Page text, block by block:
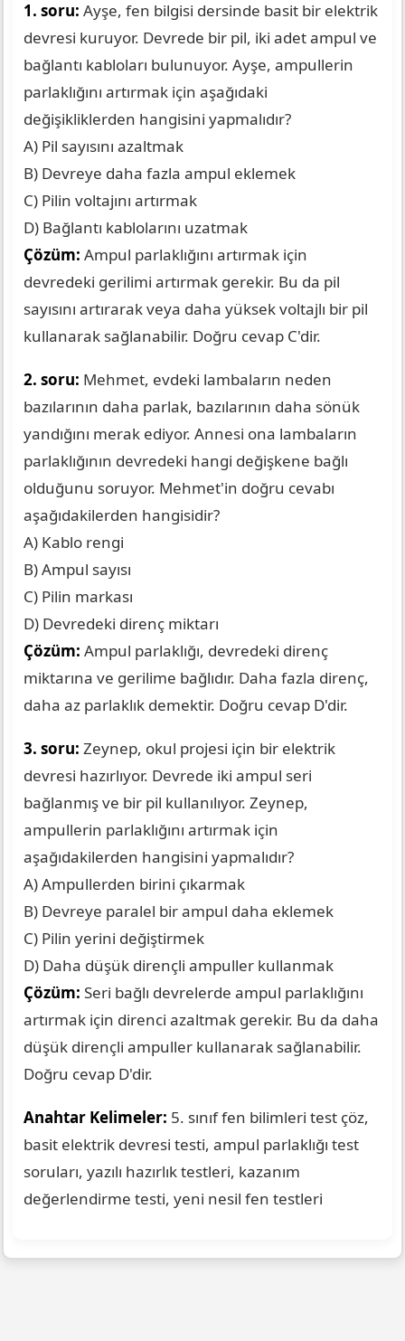
1. soru: Ayşe, fen bilgisi dersinde basit bir elektrik
devresi kuruyor. Devrede bir pil, iki adet ampul ve
bağlantı kabloları bulunuyor. Ayşe, ampullerin
parlaklığını artırmak için aşağıdaki
değişikliklerden hangisini yapmalıdır?
A) Pil sayısını azaltmak
B) Devreye daha fazla ampul eklemek
C) Pilin voltajını artırmak
D) Bağlantı kablolarını uzatmak
Çözüm: Ampul parlaklığını artırmak için
devredeki gerilimi artırmak gerekir. Bu da pil
sayısını artırarak veya daha yüksek voltajlı bir pil
kullanarak sağlanabilir. Doğru cevap C'dir.
2. soru: Mehmet, evdeki lambaların neden
bazılarının daha parlak, bazılarının daha sönük
yandığını merak ediyor. Annesi ona lambaların
parlaklığının devredeki hangi değişkene bağlı
olduğunu soruyor. Mehmet'in doğru cevabı
aşağıdakilerden hangisidir?
A) Kablo rengi
B) Ampul sayısı
C) Pilin markası
D) Devredeki direnç miktarı
Çözüm: Ampul parlaklığı, devredeki direnç
miktarına ve gerilime bağlıdır. Daha fazla direnç,
daha az parlaklık demektir. Doğru cevap D'dir.
3. soru: Zeynep, okul projesi için bir elektrik
devresi hazırlıyor. Devrede iki ampul seri
bağlanmış ve bir pil kullanılıyor. Zeynep,
ampullerin parlaklığını artırmak için
aşağıdakilerden hangisini yapmalıdır?
A) Ampullerden birini çıkarmak
B) Devreye paralel bir ampul daha eklemek
C) Pilin yerini değiştirmek
D) Daha düşük dirençli ampuller kullanmak
Çözüm: Seri bağlı devrelerde ampul parlaklığını
artırmak için direnci azaltmak gerekir. Bu da daha
düşük dirençli ampuller kullanarak sağlanabilir.
Doğru cevap D'dir.
Anahtar Kelimeler: 5. sınıf fen bilimleri test çöz,
basit elektrik devresi testi, ampul parlaklığı test
soruları, yazılı hazırlık testleri, kazanım
değerlendirme testi, yeni nesil fen testleri